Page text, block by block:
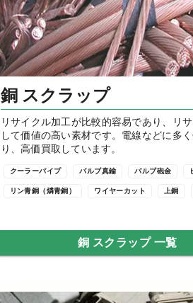
銅 スクラップ
リサイクル加工が比較的容易であり、リ
して価値の高い素材です。電線などに多
り、高価買取しています。
クーラーパイプ バルブ真鍮 バルブ砲金
リン青銅（燐青銅） ワイヤーカット 上銅
銅 スクラップ 一覧